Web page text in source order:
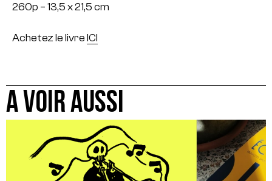
260p – 13,5 x 21,5 cm
Achetez le livre ICI
A VOIR AUSSI